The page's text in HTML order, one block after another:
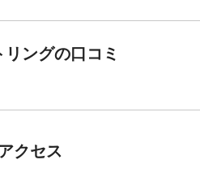
ングの口コミ
アクセス